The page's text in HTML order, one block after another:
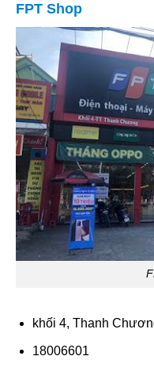
FPT Shop
khối 4, Thanh
18006601